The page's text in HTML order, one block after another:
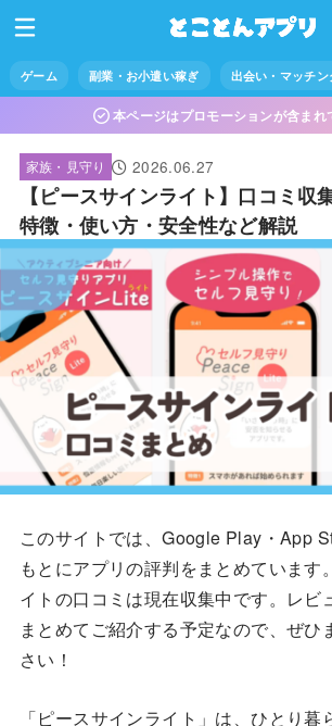
ゲーム 副業・お小遣い稼ぎ 出会い・マッチン
本ページはプロモーションが含まれ
家族・見守り 2026.06.27
【ピースサインライト】口コミ収
特徴・使い方・安全性など解説
このサイトでは、Google Play・App
もとにアプリの評判をまとめています
イトの口コミは現在収集中です。レビ
まとめてご紹介する予定なので、ぜひ
さい！
「ピースサインライト」は、ひとり暮